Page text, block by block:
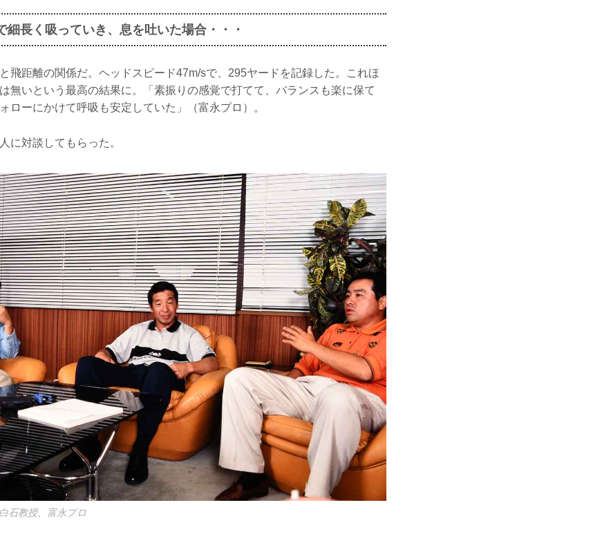
細長く吸っていき、息を吐いた場合・・・
飛距離の関係だ。ヘッドスピード47m/sで、295ヤードを記録した。これほ
無いという最高の結果に。「素振りの感覚で打てて、バランスも楽に保て
ローにかけて呼吸も安定していた」（富永プロ）。
に対談してもらった。
石教授、富永プロ